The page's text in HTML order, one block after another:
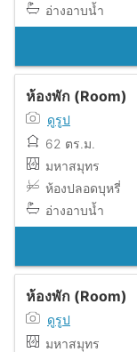
อ่างอาบน้ำ
ห้องพัก (Room)
ดูรูป
62 ตร.ม.
มหาสมุทร
ห้องปลอดบุหรี่
อ่างอาบน้ำ
ห้องพัก (Room)
ดูรูป
มหาสมุทร